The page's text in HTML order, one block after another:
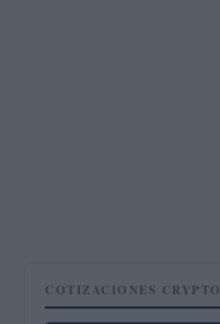
COTIZACIONES CRYPTO